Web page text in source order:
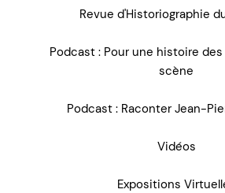
Revue d'Historiographie
Podcast : Pour une histoire
scène
Podcast : Raconter Jean-
Vidéos
Expositions